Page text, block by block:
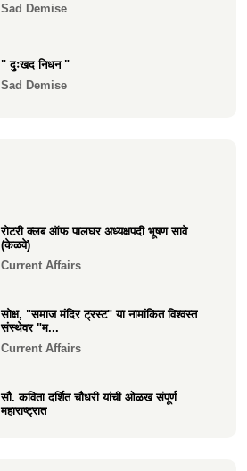
Sad Demise
" दुःखद निधन "
Sad Demise
Sad Demise
रोटरी क्लब ऑफ पालघर अध्यक्षपदी भूषण सावे
(केळवे)
Current Affairs
सोक्ष, "समाज मंदिर ट्रस्ट" या नामांकित विश्वस्त
संस्थेवर "म...
Current Affairs
सौ. कविता दर्शित चौधरी यांची ओळख संपूर्ण
महाराष्ट्रात